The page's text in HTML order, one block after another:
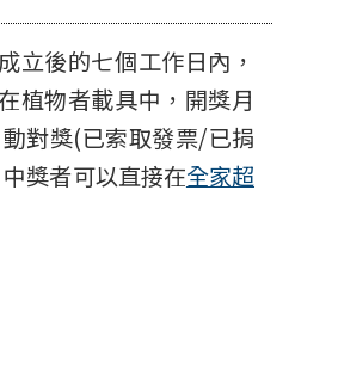
立後的七個工作日內，
植物者載具中，開獎月
對獎(已索取發票/已捐
獎者可以直接在全家超